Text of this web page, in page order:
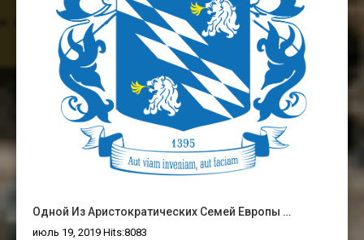
Одной Из Аристократических Семей Европы …
июль 19, 2019 Hits:8083